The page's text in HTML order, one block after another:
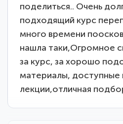
поделиться.. Очень
подходящий курс
много времени
нашла таки,Огромное
за курс, за хорошо
материалы, доступные
лекции,отличная